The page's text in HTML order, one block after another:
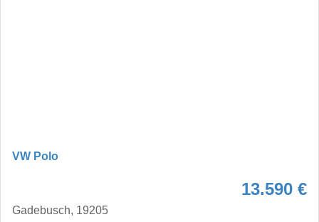
VW Polo
13.590 €
Gadebusch, 19205